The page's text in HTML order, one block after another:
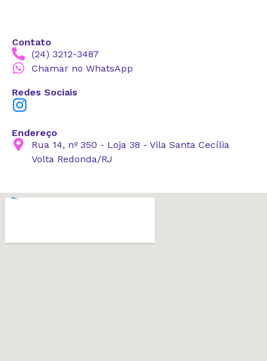
Contato
(24) 3212-3487
Chamar no WhatsApp
Redes Sociais
Endereço
Rua 14, nº 350 - Loja 38 - Vila Santa Cecília
Volta Redonda/RJ